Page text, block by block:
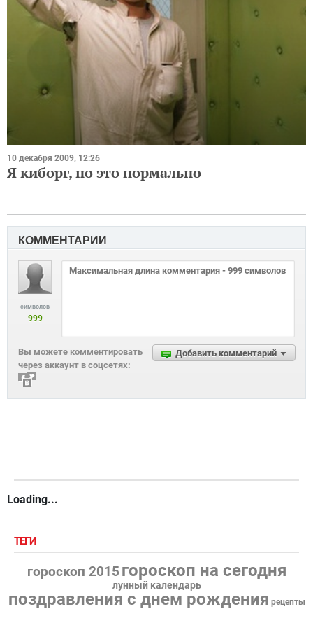
10 декабря 2009, 12:26
Я киборг, но это нормально
КОММЕНТАРИИ
символов
999
Добавить комментарий
Вы можете комментировать
через аккаунт в соцсетях:
Loading...
ТЕГИ
гороскоп 2015 гороскоп на сегодня
лунный календарь
поздравления с днем рождения рецепты